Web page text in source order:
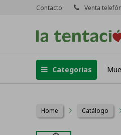
Categorias
Contacto Venta
Home Catálogo